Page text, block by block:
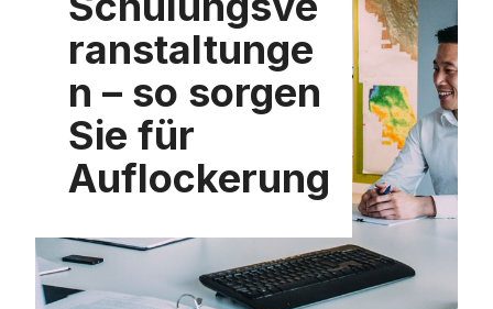
ranstaltunge
n – so sorgen
Sie für
Auflockerung